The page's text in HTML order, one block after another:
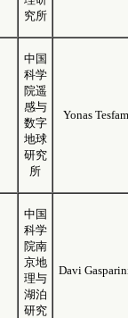
究所
中国
科学
院遥
感与
数字
地球
研究
所
Yonas
中国
科学
院南
京地
理与
湖泊
研究
Davi